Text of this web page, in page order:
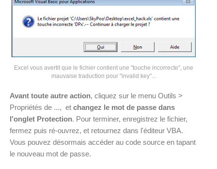
Excel vous avertit que le fichier contient une "touche incorrecte", une
mauvaise traduction pour "invalid key"...
Avant toute autre action, cliquez sur le menu Outils >
Propriétés de ..., et changez le mot de passe dans
l'onglet Protection. Pour terminer, enregistrez le fichier,
fermez puis ré-ouvrez, et retournez dans l'éditeur VBA.
Vous pouvez désormais accéder au code source en tapant
le nouveau mot de passe.